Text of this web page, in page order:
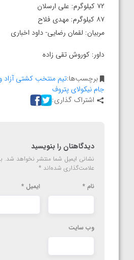
۷۲ کیلوگرم: علی ارسلان
۸۷ کیلوگرم: مهدی فلاح
مربیان: لقمان رضایی- داود اخباری
داور: کوروش تقی زاده
برچسب‌ها:تیم منتخب کشتی آزاد
جام نیکولای پتروف
اشتراک گذاری:
دیدگاهتان را بنویسید
نشانی ایمیل شما منتشر نخواهد شد.
علامت‌گذاری شده‌اند *
نام * ایمیل *
وب‌ سایت